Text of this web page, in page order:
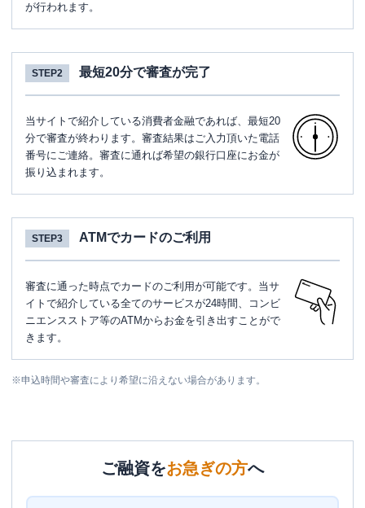
が行われます。
STEP2 最短20分で審査が完了
当サイトで紹介している消費者金融であれば、最短20
分で審査が終わります。審査結果はご入力頂いた電話
番号にご連絡。審査に通れば希望の銀行口座にお金が
振り込まれます。
STEP3 ATMでカードのご利用
審査に通った時点でカードのご利用が可能です。当サ
イトで紹介している全てのサービスが24時間、コンビ
ニエンスストア等のATMからお金を引き出すことがで
きます。
※申込時間や審査により希望に沿えない場合があります。
ご融資をお急ぎの方へ